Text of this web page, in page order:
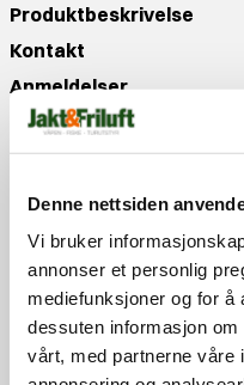
Denne nettsiden
Vi bruker
annonser et personlig
mediefunksjoner og for å
dessuten informasjon
vårt, med partnerne våre
Produktbeskrivelse
Kontakt
Anmeldelser
Populære produkter